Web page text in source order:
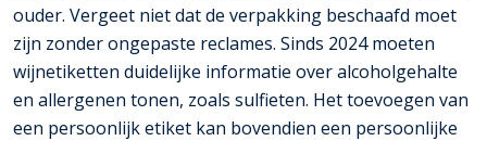
ouder. Vergeet niet dat de verpakking beschaafd moet
zijn zonder ongepaste reclames. Sinds 2024 moeten
wijnetiketten duidelijke informatie over alcoholgehalte
en allergenen tonen, zoals sulfieten. Het toevoegen van
een persoonlijk etiket kan bovendien een persoonlijke